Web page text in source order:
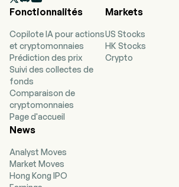
Fonctionnalités
Copilote IA pour actions
et cryptomonnaies
Prédiction des prix
Suivi des collectes de
fonds
Comparaison de
cryptomonnaies
Page d'accueil
Markets
US Stocks
HK Stocks
Crypto
News
Analyst Moves
Market Moves
Hong Kong IPO